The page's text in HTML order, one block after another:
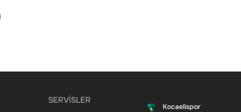
SERVİSLER
Kocaelispor